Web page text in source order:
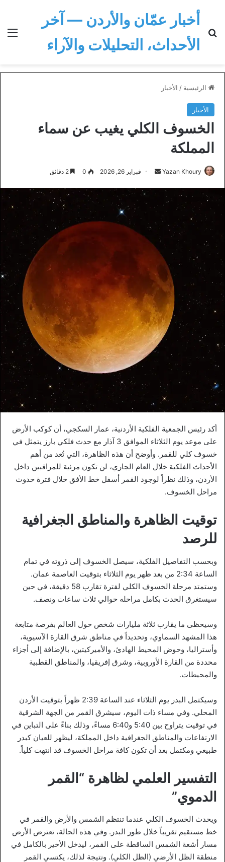
أخبار عمّان والأردن — آخر
الأحداث، التحليلات والآراء
الرئيسية / الأخبار
الأخبار
الخسوف الكلي يغيب عن سماء
المملكة
Yazan Khoury
أرسل
إلكترونيا
فبراير 26, 2026 0
أكد رئيس الجمعية الفلكية الأردنية، عمار السكجي، أن كوكب الأرض
على موعد يوم الثلاثاء الموافق 3 آذار مع حدث فلكي بارز يتمثل في
خسوف كلي للقمر. وأوضح أن هذه الظاهرة، التي تُعد من أهم
الأحداث الفلكية خلال العام الجاري، لن تكون مرئية للمراقبين داخل
الأردن، وذلك نظراً لوجود القمر أسفل خط الأفق خلال فترة حدوث
مراحل الخسوف.
توقيت الظاهرة والمناطق الجغرافية
للرصد
وبحسب التفاصيل الفلكية، سيصل الخسوف إلى ذروته في تمام
الساعة 2:34 من بعد ظهر يوم الثلاثاء بتوقيت العاصمة عمان.
وستمتد مرحلة الخسوف الكلي لفترة تقارب 58 دقيقة، في حين
سيستغرق الحدث بكامل مراحله حوالي ثلاث ساعات ونصف.
وسيحظى ما يقارب ثلاثة مليارات شخص حول العالم بفرصة متابعة
هذا المشهد السماوي، وتحديداً في مناطق شرق القارة الآسيوية،
وأستراليا، وحوض المحيط الهادئ، والأميركيتين، بالإضافة إلى أجزاء
محددة من القارة الأوروبية، وشرق إفريقيا، والمناطق القطبية
والمحيطات.
وسيكتمل البدر يوم الثلاثاء عند الساعة 2:39 ظهراً بتوقيت الأردن
المحلي. وفي مساء ذات اليوم، سيشرق القمر من الجهة الشرقية
في توقيت يتراوح بين 5:40 و6:40 مساءً، وذلك بناءً على التباين في
الارتفاعات والمناطق الجغرافية داخل المملكة، ليظهر للعيان كبدر
طبيعي ومكتمل بعد أن تكون كافة مراحل الخسوف قد انتهت كلياً.
التفسير العلمي لظاهرة “القمر
الدموي”
ويحدث الخسوف الكلي عندما تنتظم الشمس والأرض والقمر في
خط مستقيم تقريباً خلال طور البدر. وفي هذه الحالة، تعترض الأرض
مسار أشعة الشمس الساقطة على القمر، ليدخل الأخير بالكامل في
منطقة الظل الأرضي (الظل الكلي). ونتيجة لذلك، يكتسي القمر